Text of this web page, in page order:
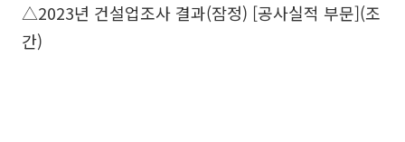
△2023년 건설업조사 결과(잠정) [공사실적 부문](조
간)